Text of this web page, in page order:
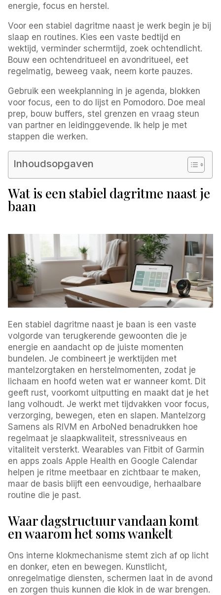
energie, focus en herstel.
Voor een stabiel dagritme naast je werk begin je bij
slaap en routines. Kies een vaste bedtijd en
wektijd, verminder schermtijd, zoek ochtendlicht.
Bouw een ochtendritueel en avondritueel, eet
regelmatig, beweeg vaak, neem korte pauzes.
Gebruik een weekplanning in je agenda, blokken
voor focus, een to do lijst en Pomodoro. Doe meal
prep, bouw buffers, stel grenzen en vraag steun
van partner en leidinggevende. Ik help je met
stappen die werken.
Inhoudsopgaven
Wat is een stabiel dagritme naast je
baan
Een stabiel dagritme naast je baan is een vaste
volgorde van terugkerende gewoonten die je
energie en aandacht op de juiste momenten
bundelen. Je combineert je werktijden met
mantelzorgtaken en herstelmomenten, zodat je
lichaam en hoofd weten wat er wanneer komt. Dit
geeft rust, voorkomt uitputting en maakt dat je het
lang volhoudt. Je werkt met tijdvakken voor focus,
verzorging, bewegen, eten en slapen. Mantelzorg
Samens als RIVM en ArboNed benadrukken hoe
regelmaat je slaapkwaliteit, stressniveaus en
vitaliteit versterkt. Wearables van Fitbit of Garmin
en apps zoals Apple Health en Google Calendar
helpen je ritme meetbaar en zichtbaar te maken,
maar de basis blijft een eenvoudige, herhaalbare
routine die je past.
Waar dagstructuur vandaan komt
en waarom het soms wankelt
Ons interne klokmechanisme stemt zich af op licht
en donker, eten en bewegen. Kunstlicht,
onregelmatige diensten, schermen laat in de avond
en zorgen thuis kunnen die klok in de war brengen.